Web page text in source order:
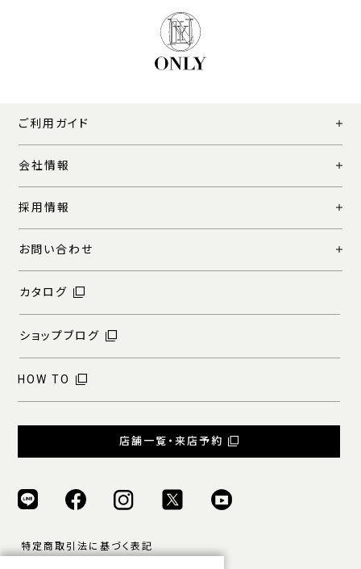
ご利用ガイド
会社情報
採用情報
お問い合わせ
カタログ
ショップブログ
HOW TO
店舗一覧・来店予約
特定商取引法に基づく表記